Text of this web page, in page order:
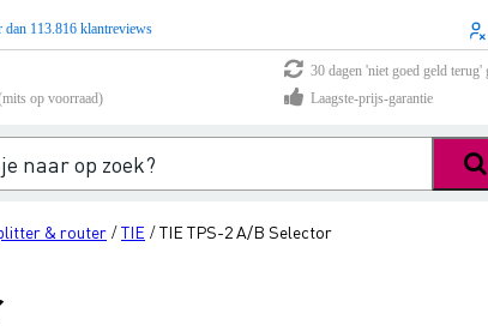
dan 113.816 klantreviews
30 dagen 'niet goed geld terug'
op voorraad)
Laagste-prijs-garantie
& router /TIE /TIE TPS-2 A/B Selector